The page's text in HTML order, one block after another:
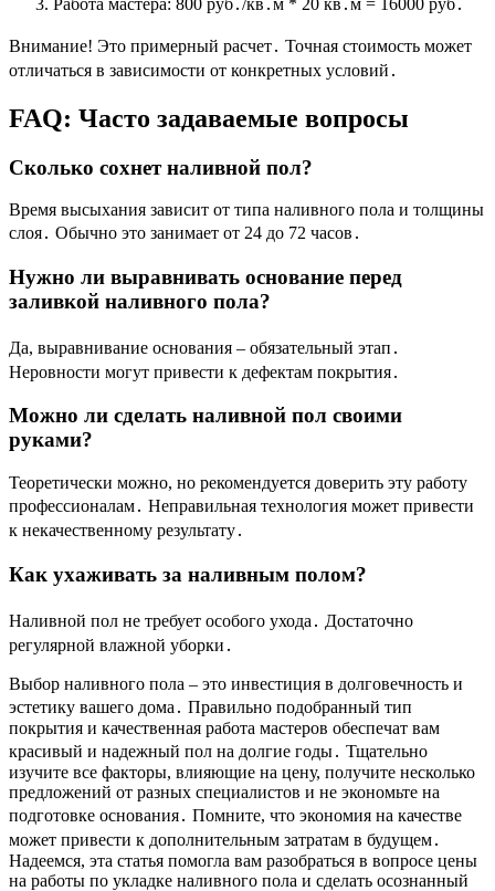
Внимание! Это примерный расчет․ Точная стоимость может
отличаться в зависимости от конкретных условий․
FAQ: Часто задаваемые вопросы
Сколько сохнет наливной пол?
Время высыхания зависит от типа наливного пола и толщины
слоя․ Обычно это занимает от 24 до 72 часов․
Нужно ли выравнивать основание перед
заливкой наливного пола?
Да, выравнивание основания – обязательный этап․
Неровности могут привести к дефектам покрытия․
Можно ли сделать наливной пол своими
руками?
Теоретически можно, но рекомендуется доверить эту работу
профессионалам․ Неправильная технология может привести
к некачественному результату․
Как ухаживать за наливным полом?
Наливной пол не требует особого ухода․ Достаточно
регулярной влажной уборки․
Выбор наливного пола – это инвестиция в долговечность и
эстетику вашего дома․ Правильно подобранный тип
покрытия и качественная работа мастеров обеспечат вам
красивый и надежный пол на долгие годы․ Тщательно
изучите все факторы, влияющие на цену, получите несколько
предложений от разных специалистов и не экономьте на
подготовке основания․ Помните, что экономия на качестве
может привести к дополнительным затратам в будущем․
Надеемся, эта статья помогла вам разобраться в вопросе цены
на работы по укладке наливного пола и сделать осознанный